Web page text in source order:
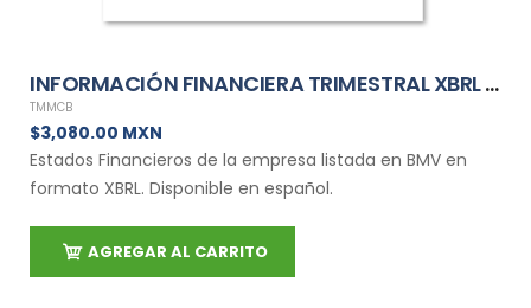
INFORMACIÓN FINANCIERA TRIMESTRAL XBRL DE TMMCB
TMMCB
$3,080.00 MXN
Estados Financieros de la empresa listada en BMV en
formato XBRL. Disponible en español.
AGREGAR AL CARRITO